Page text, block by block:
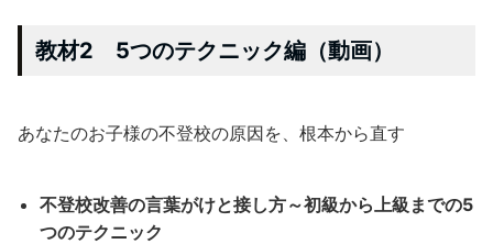
教材2 5つのテクニック編（動画）
あなたのお子様の不登校の原因を、根本から直す
不登校改善の言葉がけと接し方～初級から上級までの5
つのテクニック